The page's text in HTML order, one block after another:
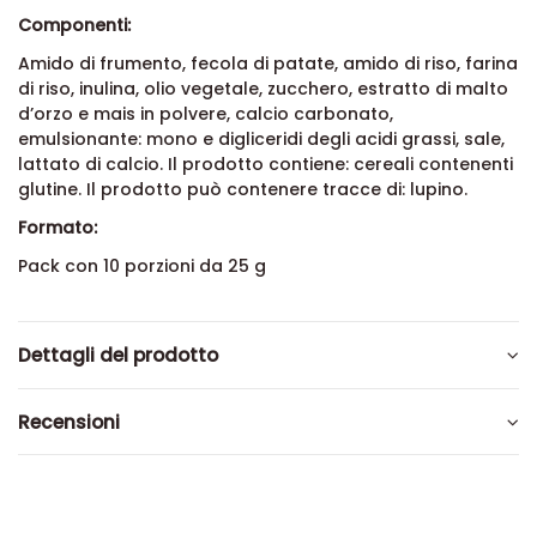
Componenti:
Amido di frumento, fecola di patate, amido di riso, farina
di riso, inulina, olio vegetale, zucchero, estratto di malto
d’orzo e mais in polvere, calcio carbonato,
emulsionante: mono e digliceridi degli acidi grassi, sale,
lattato di calcio. Il prodotto contiene: cereali contenenti
glutine. Il prodotto può contenere tracce di: lupino.
Formato:
Pack con 10 porzioni da 25 g
Dettagli del prodotto
Recensioni